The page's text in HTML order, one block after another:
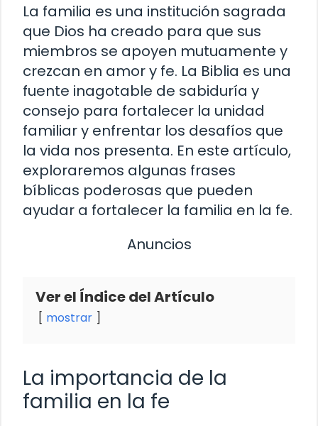
La familia es una institución sagrada
que Dios ha creado para que sus
miembros se apoyen mutuamente y
crezcan en amor y fe. La Biblia es una
fuente inagotable de sabiduría y
consejo para fortalecer la unidad
familiar y enfrentar los desafíos que
la vida nos presenta. En este artículo,
exploraremos algunas frases
bíblicas poderosas que pueden
ayudar a fortalecer la familia en la fe.
Anuncios
Ver el Índice del Artículo
mostrar
La importancia de la
familia en la fe